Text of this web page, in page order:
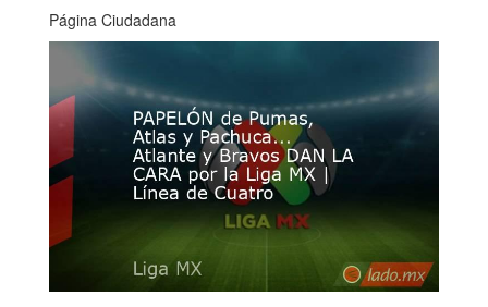
Página Ciudadana